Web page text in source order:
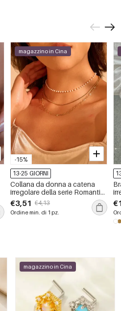
-15%
magazzino in Cina
13-25 GIORNI
Collana da donna a catena
irregolare della serie Romantic,
in acciaio inossidabile
impermeabile, colore oro.
€3,51 €4,13
Ordine min. di 1 pz.
magazzino in Cina